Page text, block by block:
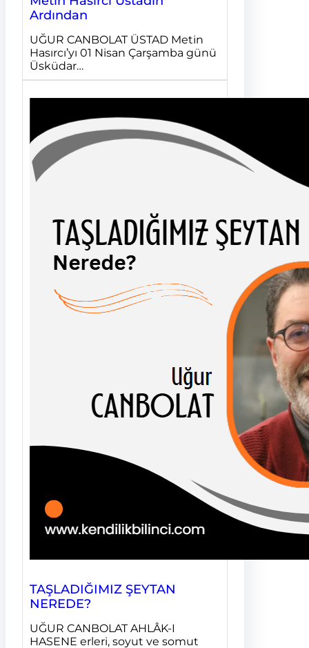
Ardından
UĞUR CANBOLAT ÜSTAD Metin
Hasırcı’yı 01 Nisan Çarşamba günü
Üsküdar…
TAŞLADIĞIMIZ ŞEYTAN
NEREDE?
UĞUR CANBOLAT AHLÂK-I
HASENE erleri, soyut ve somut